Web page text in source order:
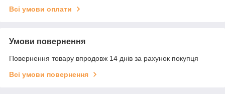
Всі умови оплати
Умови повернення
Повернення товару впродовж 14 днів за рахунок покупця
Всі умови повернення